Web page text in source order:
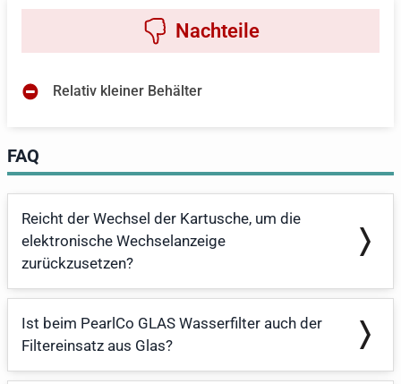
Relativ kleiner Behälter
FAQ
Reicht der Wechsel der Kartusche, um die
elektronische Wechselanzeige
zurückzusetzen?
Ist beim PearlCo GLAS Wasserfilter auch der
Filtereinsatz aus Glas?